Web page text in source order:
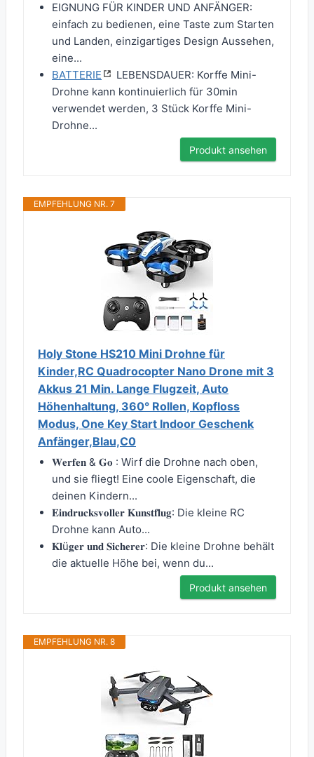
EIGNUNG FÜR KINDER UND ANFÄNGER:
einfach zu bedienen, eine Taste zum Starten
und Landen, einzigartiges Design Aussehen,
eine...
BATTERIE
LEBENSDAUER: Korffe Mini-
Drohne kann kontinuierlich für 30min
verwendet werden, 3 Stück Korffe Mini-
Drohne...
Produkt ansehen
EMPFEHLUNG NR. 7
Holy Stone HS210 Mini Drohne für
Kinder,RC Quadrocopter Nano Drone mit 3
Akkus 21 Min. Lange Flugzeit, Auto
Höhenhaltung, 360° Rollen, Kopfloss
Modus, One Key Start Indoor Geschenk
Anfänger,Blau,C0
𝐖𝐞𝐫𝐟𝐞𝐧 & 𝐆𝐨 : Wirf die Drohne nach oben,
und sie fliegt! Eine coole Eigenschaft, die
deinen Kindern...
𝐄𝐢𝐧𝐝𝐫𝐮𝐜𝐤𝐬𝐯𝐨𝐥𝐥𝐞𝐫 𝐊𝐮𝐧𝐬𝐭𝐟𝐥𝐮𝐠: Die kleine RC
Drohne kann Auto...
𝐊𝐥ü𝐠𝐞𝐫 𝐮𝐧𝐝 𝐒𝐢𝐜𝐡𝐞𝐫𝐞𝐫: Die kleine Drohne behält
die aktuelle Höhe bei, wenn du...
Produkt ansehen
EMPFEHLUNG NR. 8